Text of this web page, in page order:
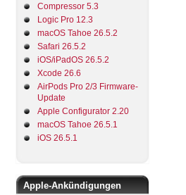
Compressor 5.3
Logic Pro 12.3
macOS Tahoe 26.5.2
Safari 26.5.2
iOS/iPadOS 26.5.2
Xcode 26.6
AirPods Pro 2/3 Firmware-
Update
Apple Configurator 2.20
macOS Tahoe 26.5.1
iOS 26.5.1
Apple-Ankündigungen